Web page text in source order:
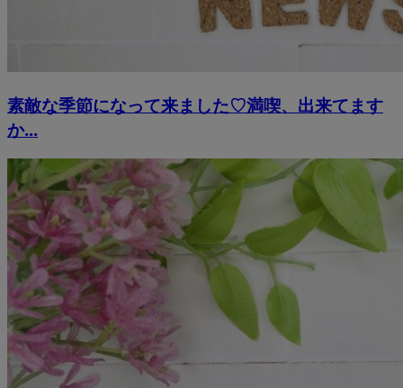
素敵な季節になって来ました♡満喫、出来てます
か...